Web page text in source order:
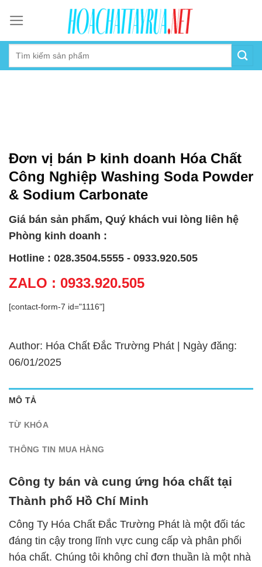
content
Đơn vị bán Þ kinh doanh Hóa Chất
Công Nghiệp Washing Soda Powder
& Sodium Carbonate
Giá bán sản phẩm, Quý khách vui lòng liên hệ
Phòng kinh doanh :
Hotline : 028.3504.5555 - 0933.920.505
ZALO : 0933.920.505
[contact-form-7 id="1116"]
Author: Hóa Chất Đắc Trường Phát | Ngày đăng:
06/01/2025
MÔ TẢ
TỪ KHÓA
THÔNG TIN MUA HÀNG
Công ty bán và cung ứng hóa chất tại
Thành phố Hồ Chí Minh
Công Ty Hóa Chất Đắc Trường Phát là một đối tác
đáng tin cậy trong lĩnh vực cung cấp và phân phối
hóa chất. Chúng tôi không chỉ đơn thuần là một nhà